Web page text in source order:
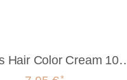
FemMas Hair Color Cream 100ml